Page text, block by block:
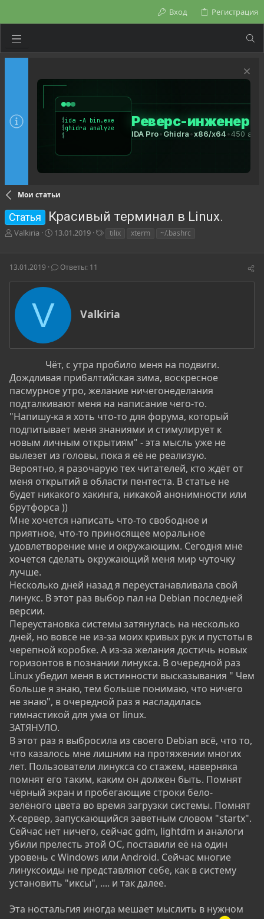
Вход Регистрация
Мои статьи
Статья Красивый терминал в Linux.
А
т
о
т
м
ы
Valkiria
Д
т
а
а
а
13.01.2019
г
tilix xterm ~/.bashrc
13.01.2019 Ответы: 11
V
А
Valkiria
Чёт, с утра пробило меня на подвиги.​
Дождливая прибалтийская зима, воскресное
пасмурное утро, желание ничегонеделания
подталкивают меня на написание чего-то.
"Напишу-ка я хоть что-то для форума, который
подпитывает меня знаниями и стимулирует к
новым личным открытиям" - эта мысль уже не
вылезет из головы, пока я её не реализую.
Вероятно, я разочарую тех читателей, кто ждёт от
меня открытий в области пентеста. В статье не
будет никакого хакинга, никакой анонимности или
брутфорса ))
Мне хочется написать что-то свободное и
приятное, что-то приносящее моральное
удовлетворение мне и окружающим. Сегодня мне
хочется сделать окружающий меня мир чуточку
лучше.
Несколько дней назад я переустанавливала свой
линукс. В этот раз выбор пал на Debian последней
версии.
Переустановка системы затянулась на несколько
дней, но вовсе не из-за моих кривых рук и пустоты в
черепной коробке. А из-за желания достичь новых
горизонтов в познании линукса. В очередной раз
Linux убедил меня в истинности высказывания " Чем
больше я знаю, тем больше понимаю, что ничего
не знаю", в очередной раз я насладилась
гимнастикой для ума от linux.
ЗАТЯНУЛО.
В этот раз я выбросила из своего Debian всё, что то,
что казалось мне лишним на протяжении многих
лет. Пользователи линукса со стажем, наверняка
помнят его таким, каким он должен быть. Помнят
чёрный экран и пробегающие строки бело-
зелёного цвета во время загрузки системы. Помнят
X-сервер, запускающийся заветным словом "startx".
Сейчас нет ничего, сейчас gdm, lightdm и аналоги
убили прелесть этой ОС, поставили её на один
уровень с Windows или Android. Сейчас многие
линуксоиды не представляют себе, как в систему
установить "иксы", .... и так далее.
Эта ностальгия иногда мешает мыслить в нужном